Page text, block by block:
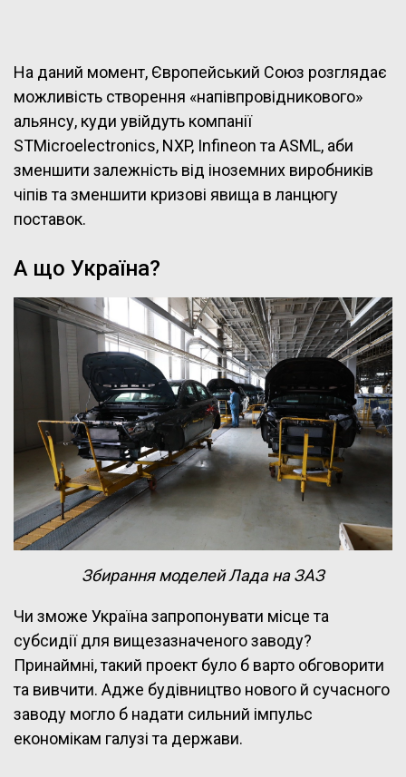
На даний момент, Європейський Союз розглядає
можливість створення «напівпровідникового»
альянсу, куди увійдуть компанії
STMicroelectronics, NXP, Infineon та ASML, аби
зменшити залежність від іноземних виробників
чіпів та зменшити кризові явища в ланцюгу
поставок.
А що Україна?
Збирання моделей Лада на ЗАЗ
Чи зможе Україна запропонувати місце та
субсидії для вищезазначеного заводу?
Принаймні, такий проект було б варто обговорити
та вивчити. Адже будівництво нового й сучасного
заводу могло б надати сильний імпульс
економікам галузі та держави.